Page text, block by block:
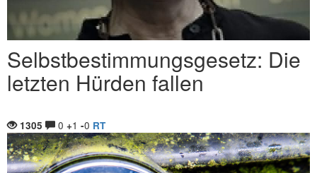
Selbstbestimmungsgesetz: Die
letzten Hürden fallen
1305 0 +1 -0 RT